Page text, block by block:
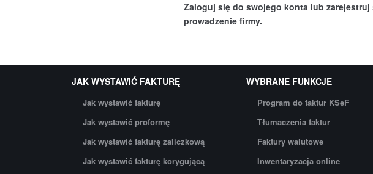
Zaloguj się do swojego konta lub zarejestruj
prowadzenie firmy.
JAK WYSTAWIĆ FAKTURĘ
Jak wystawić fakturę
Jak wystawić proformę
Jak wystawić fakturę zaliczkową
Jak wystawić fakturę korygującą
WYBRANE FUNKCJE
Program do faktur KSeF
Tłumaczenia faktur
Faktury walutowe
Inwentaryzacja online